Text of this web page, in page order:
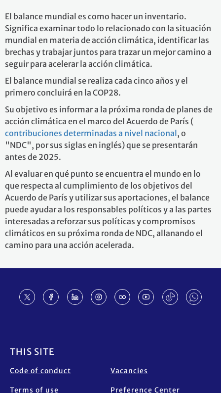
El balance mundial es como hacer un inventario.
Significa examinar todo lo relacionado con la situación
mundial en materia de acción climática, identificar las
brechas y trabajar juntos para trazar un mejor camino a
seguir para acelerar la acción climática.
El balance mundial se realiza cada cinco años y el
primero concluirá en la COP28.
Su objetivo es informar a la próxima ronda de planes de
acción climática en el marco del Acuerdo de París (
contribuciones determinadas a nivel nacional, o
"NDC", por sus siglas en inglés) que se presentarán
antes de 2025.
Al evaluar en qué punto se encuentra el mundo en lo
que respecta al cumplimiento de los objetivos del
Acuerdo de París y utilizar sus aportaciones, el balance
puede ayudar a los responsables políticos y a las partes
interesadas a reforzar sus políticas y compromisos
climáticos en su próxima ronda de NDC, allanando el
camino para una acción acelerada.
THIS SITE
Code of conduct
Terms of use
Vacancies
Preference Center